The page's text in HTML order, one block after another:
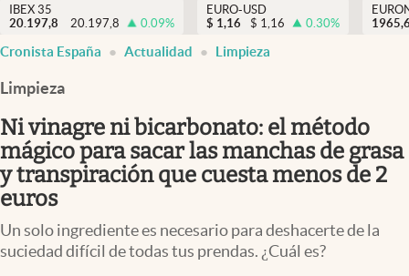
USA
Criptomonedas
España
NOTICIAS
FINANZAS
EURO
IBEX 35
20.197,8
20.197,8 0.09%
EURO-USD
$ 1,16 $ 1,16 0.30%
Cronista España Actualidad Limpieza
Limpieza
Ni vinagre ni bicarbonato: el método
mágico para sacar las manchas de grasa
y transpiración que cuesta menos de 2
euros
Un solo ingrediente es necesario para deshacerte de la
suciedad difícil de todas tus prendas. ¿Cuál es?